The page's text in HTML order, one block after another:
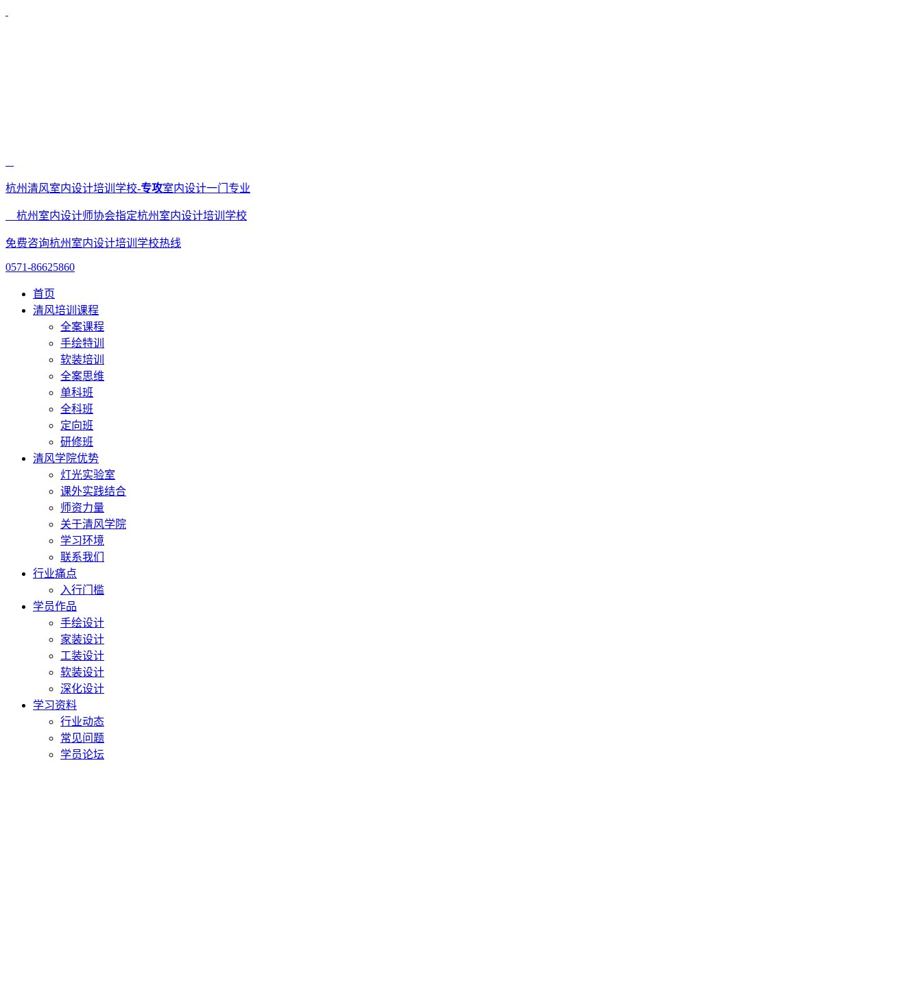
杭州清风室内设计培训学校-专攻室内设计一门专业
杭州室内设计师协会指定杭州室内设计培训学校
免费咨询杭州室内设计培训学校热线
0571-86625860
首页
清风培训课程
全案课程
手绘特训
软装培训
全案思维
单科班
全科班
定向班
研修班
清风学院优势
灯光实验室
课外实践结合
师资力量
关于清风学院
学习环境
联系我们
行业痛点
入行门槛
学员作品
手绘设计
家装设计
工装设计
软装设计
深化设计
学习资料
行业动态
常见问题
学员论坛